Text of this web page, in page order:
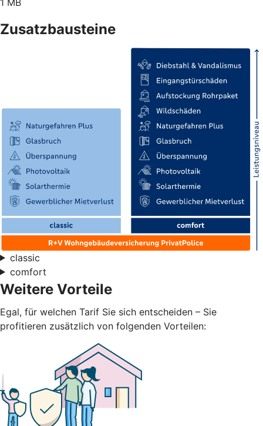
Zusatzbausteine
classic
comfort
Weitere Vorteile
Egal, für welchen Tarif Sie sich entscheiden – Sie
profitieren zusätzlich von folgenden Vorteilen: